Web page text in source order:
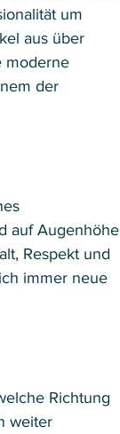
um
aus über
moderne
der
auf Augenhöhe
Respekt und
immer neue
Richtung
weiter